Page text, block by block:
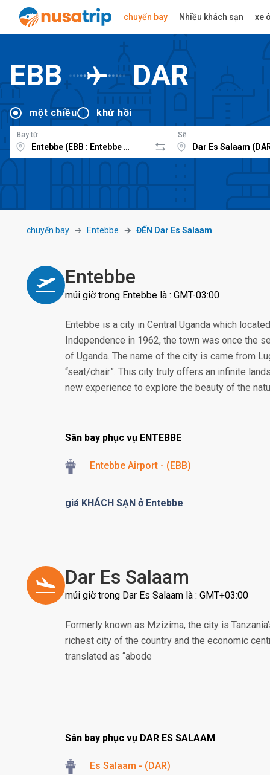
chuyến bay Nhiều khách sạn xe
EBB DAR
một chiều khứ hồi
Bay từ Sẽ
chuyến bay Entebbe ĐẾN Dar Es Salaam
Entebbe
múi giờ trong Entebbe là : GMT-03:00
Entebbe is a city in Central Uganda which
Independence in 1962, the town was once the
of Uganda. The name of the city is came from
“seat/chair”. This city truly offers an infinite
new experience to explore the beauty of the
Sân bay phục vụ ENTEBBE
Entebbe Airport - (EBB)
giá KHÁCH SẠN ở Entebbe
Dar Es Salaam
múi giờ trong Dar Es Salaam là : GMT+03:00
Formerly known as Mzizima, the city is
richest city of the country and the economic
translated as “abode
Sân bay phục vụ DAR ES SALAAM
Es Salaam - (DAR)